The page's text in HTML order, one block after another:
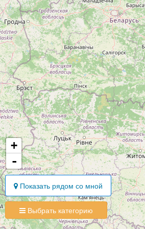
+
-
Показать рядом со мной
Выбрать категорию